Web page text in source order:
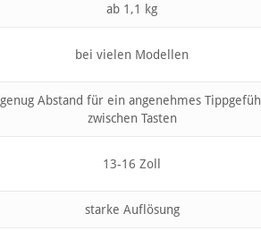
ab 1,1 kg
bei vielen Modellen
genug Abstand für ein angenehmes
zwischen Tasten
13-16 Zoll
starke Auflösung